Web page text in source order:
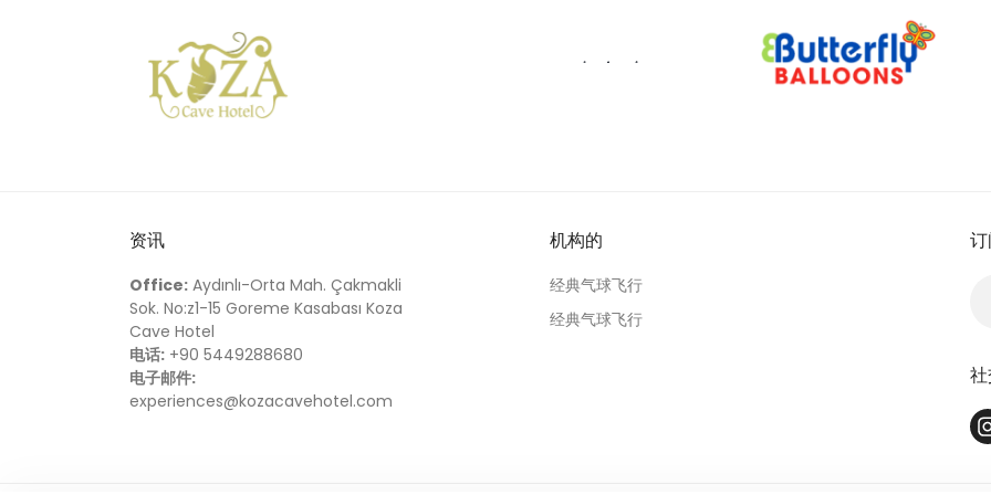
资讯
Office: Aydınlı-Orta Mah. Çakmakli
Sok. No:z1-15 Goreme Kasabası Koza
Cave Hotel
电话: +90 5449288680
电子邮件:
experiences@kozacavehotel.com
机构的
经典气球飞行
经典气球飞行